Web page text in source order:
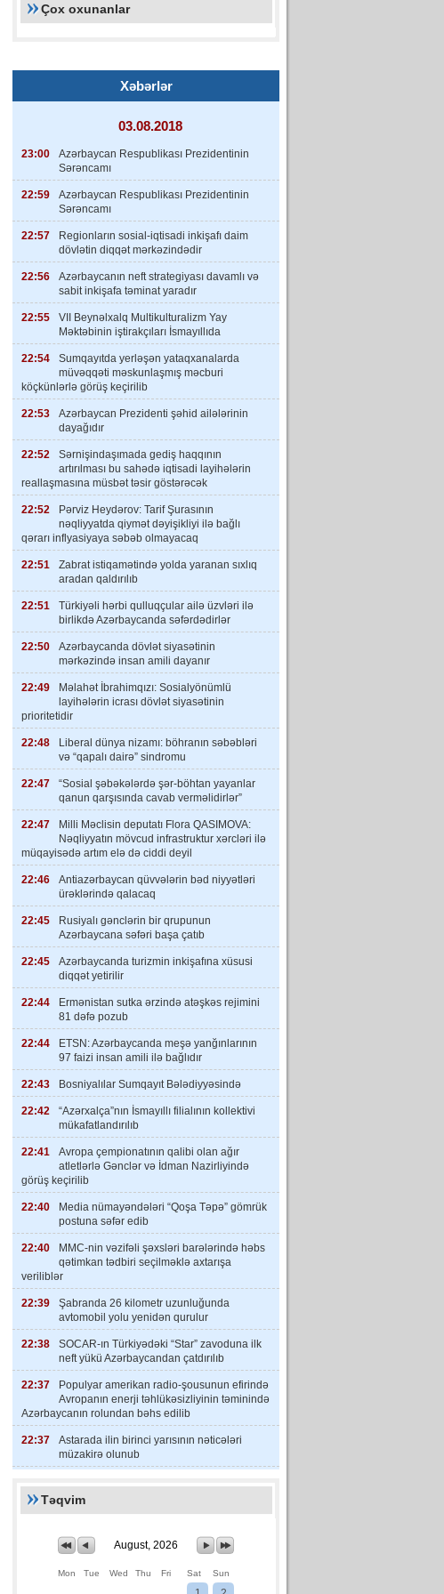
Çox oxunanlar
Xəbərlər
03.08.2018
23:00
Azərbaycan Respublikası Prezidentinin
Sərəncamı
22:59
Azərbaycan Respublikası Prezidentinin
Sərəncamı
22:57
Regionların sosial-iqtisadi inkişafı daim
dövlətin diqqət mərkəzindədir
22:56
Azərbaycanın neft strategiyası davamlı və
sabit inkişafa təminat yaradır
22:55
VII Beynəlxalq Multikulturalizm Yay
Məktəbinin iştirakçıları İsmayıllıda
22:54
Sumqayıtda yerləşən yataqxanalarda
müvəqqəti məskunlaşmış məcburi
köçkünlərlə görüş keçirilib
22:53
Azərbaycan Prezidenti şəhid ailələrinin
dayağıdır
22:52
Sərnişindaşımada gediş haqqının
artırılması bu sahədə iqtisadi layihələrin
reallaşmasına müsbət təsir göstərəcək
22:52
Pərviz Heydərov: Tarif Şurasının
nəqliyyatda qiymət dəyişikliyi ilə bağlı
qərarı inflyasiyaya səbəb olmayacaq
22:51
Zabrat istiqamətində yolda yaranan sıxlıq
aradan qaldırılıb
22:51
Türkiyəli hərbi qulluqçular ailə üzvləri ilə
birlikdə Azərbaycanda səfərdədirlər
22:50
Azərbaycanda dövlət siyasətinin
mərkəzində insan amili dayanır
22:49
Məlahət İbrahimqızı: Sosialyönümlü
layihələrin icrası dövlət siyasətinin
prioritetidir
22:48
Liberal dünya nizamı: böhranın səbəbləri
və “qapalı dairə” sindromu
22:47
“Sosial şəbəkələrdə şər-böhtan yayanlar
qanun qarşısında cavab verməlidirlər”
22:47
Milli Məclisin deputatı Flora QASIMOVA:
Nəqliyyatın mövcud infrastruktur xərcləri ilə
müqayisədə artım elə də ciddi deyil
22:46
Antiazərbaycan qüvvələrin bəd niyyətləri
ürəklərində qalacaq
22:45
Rusiyalı gənclərin bir qrupunun
Azərbaycana səfəri başa çatıb
22:45
Azərbaycanda turizmin inkişafına xüsusi
diqqət yetirilir
22:44
Ermənistan sutka ərzində atəşkəs rejimini
81 dəfə pozub
22:44
ETSN: Azərbaycanda meşə yanğınlarının
97 faizi insan amili ilə bağlıdır
22:43 Bosniyalılar Sumqayıt Bələdiyyəsində
22:42
“Azərxalça”nın İsmayıllı filialının kollektivi
mükafatlandırılıb
22:41
Avropa çempionatının qalibi olan ağır
atletlərlə Gənclər və İdman Nazirliyində
görüş keçirilib
22:40
Media nümayəndələri “Qoşa Təpə” gömrük
postuna səfər edib
22:40
MMC-nin vəzifəli şəxsləri barələrində həbs
qətimkan tədbiri seçilməklə axtarışa
veriliblər
22:39
Şabranda 26 kilometr uzunluğunda
avtomobil yolu yenidən qurulur
22:38
SOCAR-ın Türkiyədəki “Star” zavoduna ilk
neft yükü Azərbaycandan çatdırılıb
22:37
Populyar amerikan radio-şousunun efirində
Avropanın enerji təhlükəsizliyinin təminində
Azərbaycanın rolundan bəhs edilib
22:37
Astarada ilin birinci yarısının nəticələri
müzakirə olunub
Təqvim
August, 2026
Mon Tue Wed Thu Fri Sat Sun